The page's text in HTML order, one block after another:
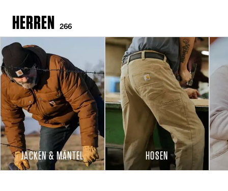
HERREN 266
JACKEN & MÄNTEL HOSEN